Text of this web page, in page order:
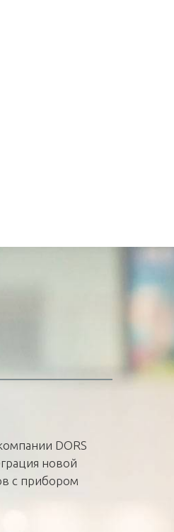
DORS
новой
с прибором